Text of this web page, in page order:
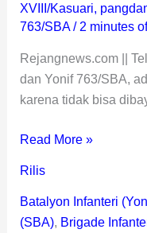
XVIII/Kasuari,
763/SBA/ 2 minutes
Rejangnews.com ||
dan Yonif 763/SBA,
karena tidak bisa
Read More »
Rilis
Batalyon Infanteri
(SBA), Brigade